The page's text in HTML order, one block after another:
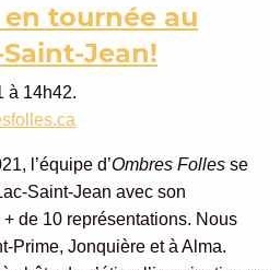
tournée au
Jean!
à 14h42.
l’équipe d’Ombres Folles se
Saint-Jean avec son
+ de 10 représentations. Nous
Prime, Jonquière et à Alma.